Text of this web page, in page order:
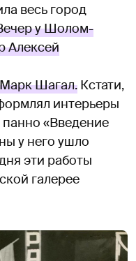
весь город
у Шолом-
Алексей
Шагал. Кстати,
интерьеры
«Введение
у него ушло
эти работы
галерее